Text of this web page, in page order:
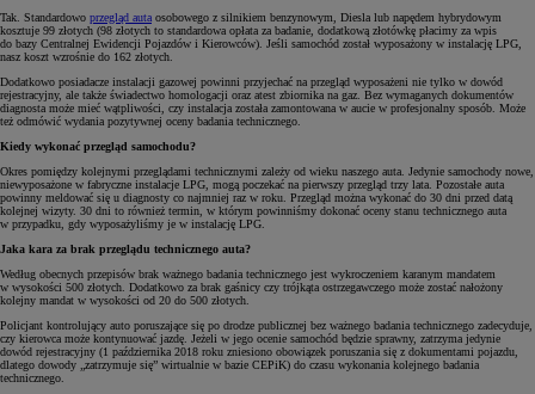
Tak. Standardowo przegląd auta osobowego z silnikiem benzynowym, Diesla lub napędem hybrydowym
kosztuje 99 złotych (98 złotych to standardowa opłata za badanie, dodatkową złotówkę płacimy za wpis
do bazy Centralnej Ewidencji Pojazdów i Kierowców). Jeśli samochód został wyposażony w instalację LPG,
nasz koszt wzrośnie do 162 złotych.
Dodatkowo posiadacze instalacji gazowej powinni przyjechać na przegląd wyposażeni nie tylko w dowód
rejestracyjny, ale także świadectwo homologacji oraz atest zbiornika na gaz. Bez wymaganych dokumentów
diagnosta może mieć wątpliwości, czy instalacja została zamontowana w aucie w profesjonalny sposób. Może
też odmówić wydania pozytywnej oceny badania technicznego.
Kiedy wykonać przegląd samochodu?
Okres pomiędzy kolejnymi przeglądami technicznymi zależy od wieku naszego auta. Jedynie samochody nowe,
niewyposażone w fabryczne instalacje LPG, mogą poczekać na pierwszy przegląd trzy lata. Pozostałe auta
powinny meldować się u diagnosty co najmniej raz w roku. Przegląd można wykonać do 30 dni przed datą
kolejnej wizyty. 30 dni to również termin, w którym powinniśmy dokonać oceny stanu technicznego auta
w przypadku, gdy wyposażyliśmy je w instalację LPG.
Jaka kara za brak przeglądu technicznego auta?
Według obecnych przepisów brak ważnego badania technicznego jest wykroczeniem karanym mandatem
w wysokości 500 złotych. Dodatkowo za brak gaśnicy czy trójkąta ostrzegawczego może zostać nałożony
kolejny mandat w wysokości od 20 do 500 złotych.
Policjant kontrolujący auto poruszające się po drodze publicznej bez ważnego badania technicznego zadecyduje,
czy kierowca może kontynuować jazdę. Jeżeli w jego ocenie samochód będzie sprawny, zatrzyma jedynie
dowód rejestracyjny (1 października 2018 roku zniesiono obowiązek poruszania się z dokumentami pojazdu,
dlatego dowody „zatrzymuje się” wirtualnie w bazie CEPiK) do czasu wykonania kolejnego badania
technicznego.